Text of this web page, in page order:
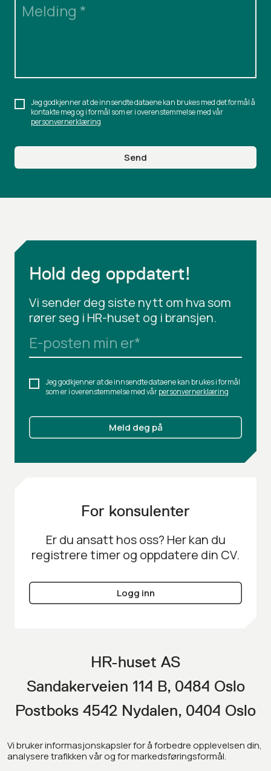
Vi bruker informasjonskapsler for å forbedre opplevelsen din,
analysere trafikken vår og for markedsføringsformål.
Melding *
Jeg godkjenner at de innsendte dataene kan brukes med det formål å
kontakte meg og i formål som er i overenstemmelse med vår
personvernerklæring
Send
Hold deg oppdatert!
Vi sender deg siste nytt om hva som
rører seg i HR-huset og i bransjen.
E-posten min er*
Jeg godkjenner at de innsendte dataene kan brukes i formål
som er i overenstemmelse med vårpersonvernerklæring
Meld deg på
For konsulenter
Er du ansatt hos oss? Her kan du
registrere timer og oppdatere din CV.
Logg inn
HR-huset AS
Sandakerveien 114 B, 0484 Oslo
Postboks 4542 Nydalen, 0404 Oslo
Facebook